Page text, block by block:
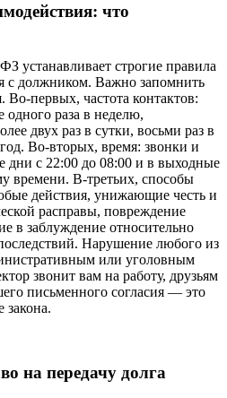
что
устанавливает строгие правила
с должником. Важно запомнить
первых, частота контактов:
раза в неделю,
двух раз в сутки, восьми раз в
Во-вторых, время: звонки и
дни с 22:00 до 08:00 и в выходные
времени. В-третьих, способы
действия, унижающие честь и
расправы, повреждение
в заблуждение относительно
Нарушение любого из
или уголовным
звонит вам на работу, друзьям
письменного согласия — это
закона.
на передачу долга